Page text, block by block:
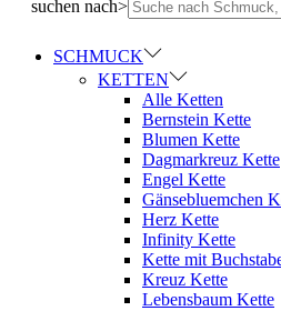
suchen nach>
SCHMUCK
KETTEN
Alle Ketten
Bernstein Kette
Blumen Kette
Dagmarkreuz Kette
Engel Kette
Gänsebluemchen
Herz Kette
Infinity Kette
Kette mit
Kreuz Kette
Lebensbaum Kette